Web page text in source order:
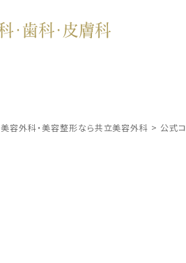
美容外科・美容整形なら共立美容外科 > 公式